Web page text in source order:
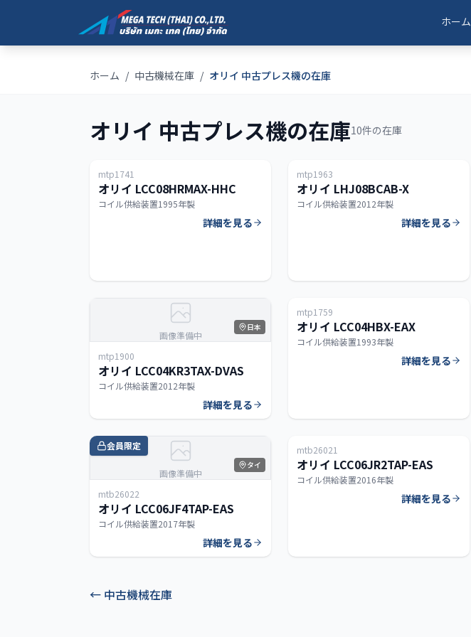
ホーム
ホーム / 中古機械在庫 / オリイ 中古プレス機の在庫
オリイ 中古プレス機の在庫10件の在庫
mtp1741
オリイ LCC08HRMAX-HHC
コイル供給装置1995年製
詳細を見る
mtp1963
オリイ LHJ08BCAB-X
コイル供給装置2012年製
詳細を見る
日本
画像準備中
mtp1900
オリイ LCC04KR3TAX-DVAS
コイル供給装置2012年製
詳細を見る
日本
mtp1759
オリイ LCC04HBX-EAX
コイル供給装置1993年製
詳細を見る
タイ
会員限定
画像準備中
mtb26022
オリイ LCC06JF4TAP-EAS
コイル供給装置2017年製
詳細を見る
タイ
会員限定
mtb26021
オリイ LCC06JR2TAP-EAS
コイル供給装置2016年製
詳細を見る
← 中古機械在庫